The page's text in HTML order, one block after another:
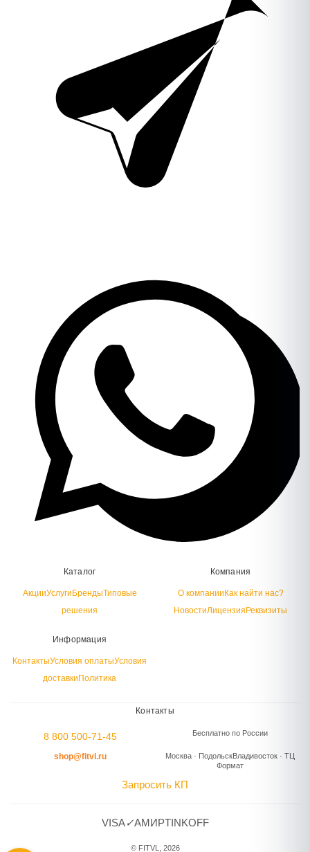
Каталог
АкцииУслуги БрендыТиповые
решения
Компания
О компании Как найти нас?
НовостиЛицензия Реквизиты
Информация
КонтактыУсловия оплатыУсловия
доставки Политика
Контакты
8 800 500-71-45 Бесплатно по России
shop@fitvl.ru Москва · ПодольскВладивосток · ТЦ
Формат
Запросить КП
VISA✓AМИРTINKOFF
© FITVL, 2026